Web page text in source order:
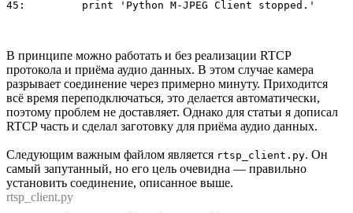
В принципе можно работать и без реализации RTCP
протокола и приёма аудио данных. В этом случае камера
разрывает соединение через примерно минуту. Приходится
всё время переподключаться, это делается автоматически,
поэтому проблем не доставляет. Однако для статьи я дописал
RTCP часть и сделал заготовку для приёма аудио данных.
Следующим важным файлом является rtsp_client.py. Он
самый запутанный, но его цель очевидна — правильно
установить соединение, описанное выше.
rtsp_client.py